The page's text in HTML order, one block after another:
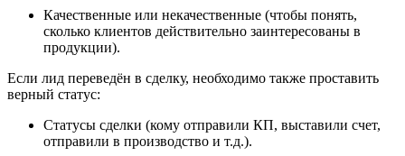
Качественные или некачественные (чтобы понять,
сколько клиентов действительно заинтересованы в
продукции).
Если лид переведён в сделку, необходимо также проставить
верный статус:
Статусы сделки (кому отправили КП, выставили счет,
отправили в производство и т.д.).